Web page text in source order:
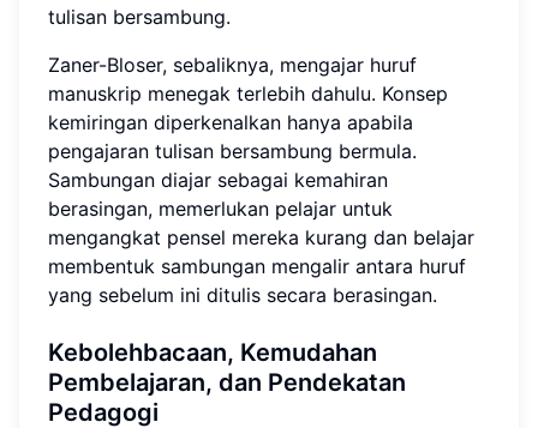
tulisan bersambung.
Zaner-Bloser, sebaliknya, mengajar huruf
manuskrip menegak terlebih dahulu. Konsep
kemiringan diperkenalkan hanya apabila
pengajaran tulisan bersambung bermula.
Sambungan diajar sebagai kemahiran
berasingan, memerlukan pelajar untuk
mengangkat pensel mereka kurang dan belajar
membentuk sambungan mengalir antara huruf
yang sebelum ini ditulis secara berasingan.
Kebolehbacaan, Kemudahan
Pembelajaran, dan Pendekatan
Pedagogi